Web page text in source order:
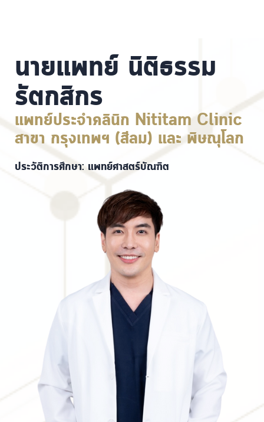
นายแพทย์ นิติธรรม
รัตกสิกร
แพทย์ประจำคลินิก Nititam Clinic
สาขา กรุงเทพฯ (สีลม) และ พิษณุโลก
ประวัติการศึกษา: แพทย์ศาสตร์บัณฑิต